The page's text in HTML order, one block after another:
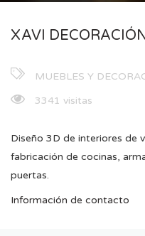
XAVI
MUEBLES Y
3341 visitas
Diseño 3D de interiores de
fabricación de cocinas,
puertas.
Información de contacto